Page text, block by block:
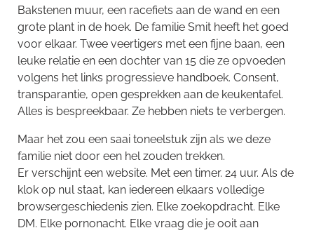
Bakstenen muur, een racefiets aan de wand en een
grote plant in de hoek. De familie Smit heeft het goed
voor elkaar. Twee veertigers met een fijne baan, een
leuke relatie en een dochter van 15 die ze opvoeden
volgens het links progressieve handboek. Consent,
transparantie, open gesprekken aan de keukentafel.
Alles is bespreekbaar. Ze hebben niets te verbergen.
Maar het zou een saai toneelstuk zijn als we deze
familie niet door een hel zouden trekken.
Er verschijnt een website. Met een timer. 24 uur. Als de
klok op nul staat, kan iedereen elkaars volledige
browsergeschiedenis zien. Elke zoekopdracht. Elke
DM. Elke pornonacht. Elke vraag die je ooit aan